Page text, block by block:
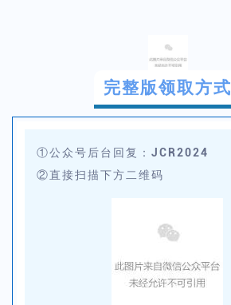
完整版领取方式
①公众号后台回复：JCR2024
②直接扫描下方二维码